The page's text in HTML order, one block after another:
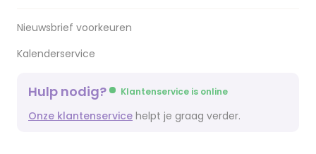
Nieuwsbrief voorkeuren
Kalenderservice
Hulp nodig? Klantenservice is online
Onze klantenservice helpt je graag verder.